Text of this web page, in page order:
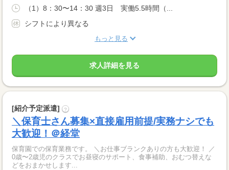
（1）8：30〜14：30 週3日 実働5.5時間（...
シフトにより異なる
もっと見る
求人詳細を見る
[紹介予定派遣] ?
＼保育士さん募集×直接雇用前提/実務ナシでも
大歓迎！＠経堂
保育園での保育業務です。 ＼お仕事ブランクありの方も大歓迎！ ／
0歳〜2歳児のクラスでお昼寝のサポート、食事補助、おむつ替えな
どをおまかせします...